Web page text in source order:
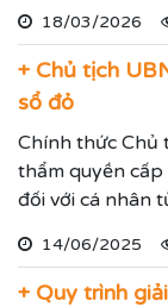
18/03/2026
+ Chủ tịch
sổ đỏ
Chính thức Chủ
thẩm quyền
đối với cá nhân
14/06/2025
+ Quy trình